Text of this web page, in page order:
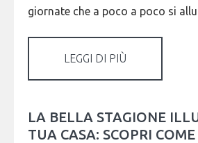
giornate che a poco a poco si
LEGGI DI PIÙ
LA BELLA STAGIONE
TUA CASA: SCOPRI